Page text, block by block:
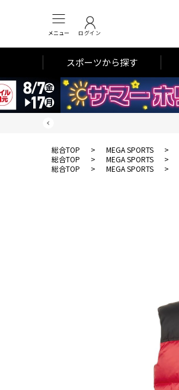
メニュー ログイン
スポーツから探す
総合TOP > MEGA SPORTS >
総合TOP
> MEGA SPORTS >
総合TOP
> MEGA SPORTS >